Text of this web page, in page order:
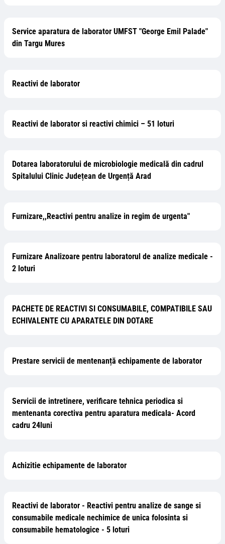
Service aparatura de laborator UMFST "George Emil Palade"
din Targu Mures
Reactivi de laborator
Reactivi de laborator si reactivi chimici – 51 loturi
Dotarea laboratorului de microbiologie medicală din cadrul
Spitalului Clinic Județean de Urgență Arad
Furnizare,,Reactivi pentru analize in regim de urgenta"
Furnizare Analizoare pentru laboratorul de analize medicale -
2 loturi
PACHETE DE REACTIVI SI CONSUMABILE, COMPATIBILE SAU
ECHIVALENTE CU APARATELE DIN DOTARE
Prestare servicii de mentenanță echipamente de laborator
Servicii de intretinere, verificare tehnica periodica si
mentenanta corectiva pentru aparatura medicala- Acord
cadru 24luni
Achizitie echipamente de laborator
Reactivi de laborator - Reactivi pentru analize de sange si
consumabile medicale nechimice de unica folosinta si
consumabile hematologice - 5 loturi